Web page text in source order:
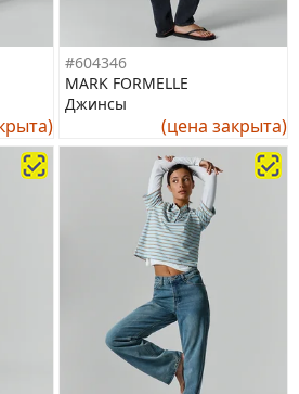
#604346
MARK FORMELLE
Джинсы
(цена закрыта)